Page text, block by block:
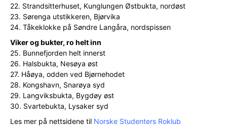
22. Strandsitterhuset, Kunglungen Østbukta, nordøst
23. Sørenga utstikkeren, Bjørvika
24. Tåkeklokke på Søndre Langåra, nordspissen
Viker og bukter, ro helt inn
25. Bunnefjorden helt innerst
26. Halsbukta, Nesøya øst
27. Håøya, odden ved Bjørnehodet
28. Kongshavn, Snarøya syd
29. Langviksbukta, Bygdøy øst
30. Svartebukta, Lysaker syd
Les mer på nettsidene til Norske Studenters Roklub